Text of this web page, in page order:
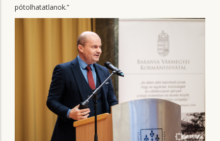
pótolhatatlanok.”